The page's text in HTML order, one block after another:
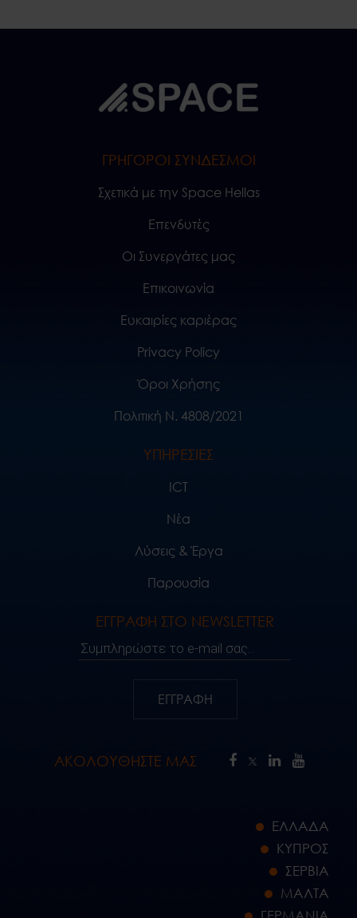
ΓΡΗΓΟΡΟΙ ΣΥΝΔΕΣΜΟΙ
Σχετικά με την Space Hellas
Επενδυτές
Οι Συνεργάτες μας
Επικοινωνία
Ευκαιρίες καριέρας
Privacy Policy
Όροι Χρήσης
Πολιτική Ν. 4808/2021
ΥΠΗΡΕΣΙΕΣ
ICT
Νέα
Λύσεις & Έργα
Παρουσία
ΕΓΓΡΑΦΗ ΣΤΟ NEWSLETTER
Συμπληρώστε το e-mail σας..
ΕΓΓΡΑΦΗ
ΑΚΟΛΟΥΘΗΣΤΕ ΜΑΣ
ΕΛΛΑΔΑ
ΚΥΠΡΟΣ
ΣΕΡΒΙΑ
ΜΑΛΤΑ